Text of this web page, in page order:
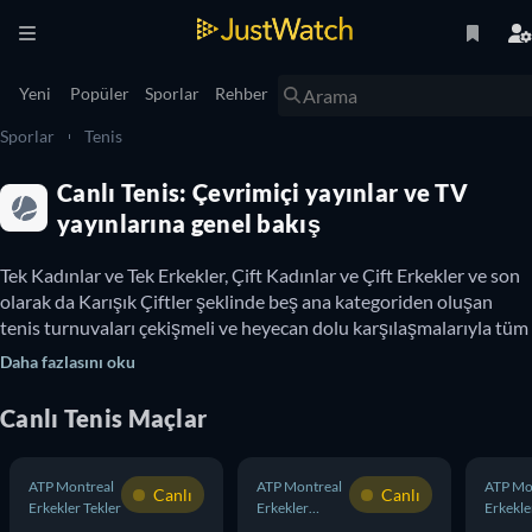
Yeni Popüler Sporlar Rehber
Sporlar Tenis
Canlı Tenis: Çevrimiçi yayınlar ve TV
yayınlarına genel bakış
Tek Kadınlar ve Tek Erkekler, Çift Kadınlar ve Çift Erkekler ve son
olarak da Karışık Çiftler şeklinde beş ana kategoriden oluşan
tenis turnuvaları çekişmeli ve heyecan dolu karşılaşmalarıyla tüm
dünyanın takip ettiği spor dallarından biridir.
Slam turnuvasını kaçırmamak için JustWatch olarak
hazırladığımız rehbere göz atın. Bu sayfa sayesinde
Tenis Turnuvaları’nda hangi sporcuların yer aldığına ve hangi
Daha fazlasını oku
Canlı Tenis Maçlar
ATP Montreal
Erkekler Tekler
Canlı
ATP Montreal
Erkekler
Canlı
ATP